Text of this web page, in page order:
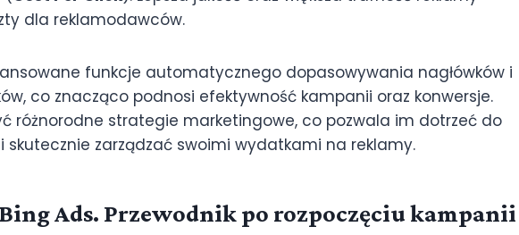
dla reklamodawców.
funkcje automatycznego dopasowywania nagłówków i
co znacząco podnosi efektywność kampanii oraz konwersje.
różnorodne strategie marketingowe, co pozwala im dotrzeć do
skutecznie zarządzać swoimi wydatkami na reklamy.
Ads. Przewodnik po rozpoczęciu kampanii